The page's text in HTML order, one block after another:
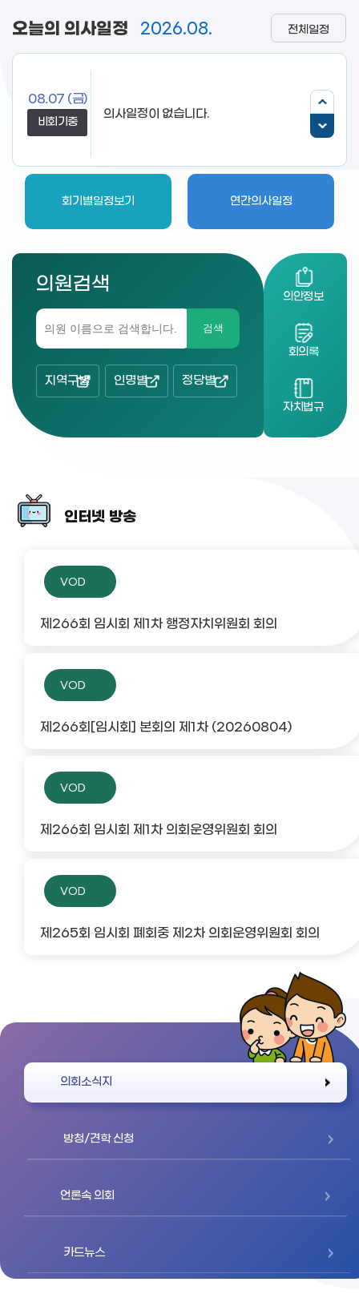
오늘의 의사일정 2026.08.
08.07 (금)
비회기중
의사일정이 없습니다.
회기별일정보기 연간의사일정
전체일정
의원검색
검색
지역구별 인명별 정당별
의안정보
회의록
자치법규
인터넷 방송
VOD
제266회 임시회 제1차 행정자치위원회 회의
VOD
제266회[임시회] 본회의 제1차 (20260804)
VOD
제266회 임시회 제1차 의회운영위원회 회의
VOD
제265회 임시회 폐회중 제2차 의회운영위원회 회의
의회소식지
방청/견학 신청
언론속 의회
카드뉴스